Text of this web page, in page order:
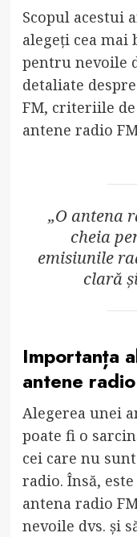
Scopul acestui
alegeți cea mai
pentru nevoile
detaliate
FM, criteriile
antene radio
„O antena
cheia
emisiunile
clară
Importanța
antene
Alegerea unei
poate fi o
cei care nu
radio. Însă,
antena radio
nevoile dvs. și